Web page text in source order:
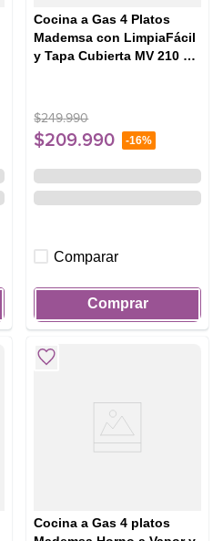
Cocina a Gas 4 Platos
Mademsa con LimpiaFácil
y Tapa Cubierta MV 210 T
$249.990
$209.990 -16%
Comparar
Comprar
Cocina a Gas 4 platos